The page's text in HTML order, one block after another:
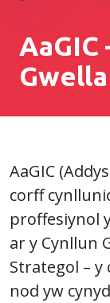
AaGIC
AaGIC
corff
proffesiynol
ar y Cynllun
Strategol – y
nod yw